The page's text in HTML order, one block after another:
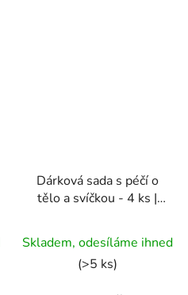
Dárková sada s péčí o
tělo a svíčkou - 4 ks |
Skladem, odesíláme ihned
(>5 ks)